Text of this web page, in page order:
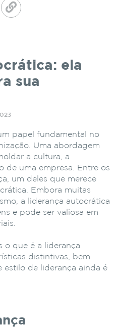
ela
sua
papel fundamental no
Uma abordagem
a cultura, a
de uma empresa. Entre os
um deles que merece
Embora muitas
a liderança autocrática
e pode ser valiosa em
o que é a liderança
distintivas, bem
estilo de liderança ainda é